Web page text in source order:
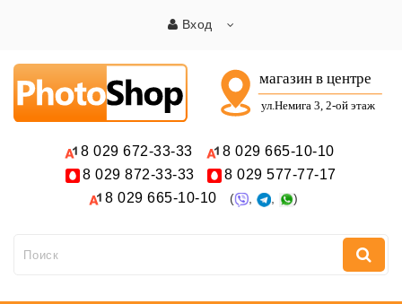
Вход
8 029 672-33-33 8 029 665-10-10
8 029 872-33-33 8 029 577-77-17
8 029 665-10-10 ( , , )